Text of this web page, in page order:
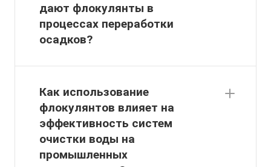
дают флокулянты в
процессах переработки
осадков?
Как использование
флокулянтов влияет на
эффективность систем
очистки воды на
промышленных